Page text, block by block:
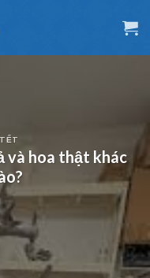
và hoa thật khác